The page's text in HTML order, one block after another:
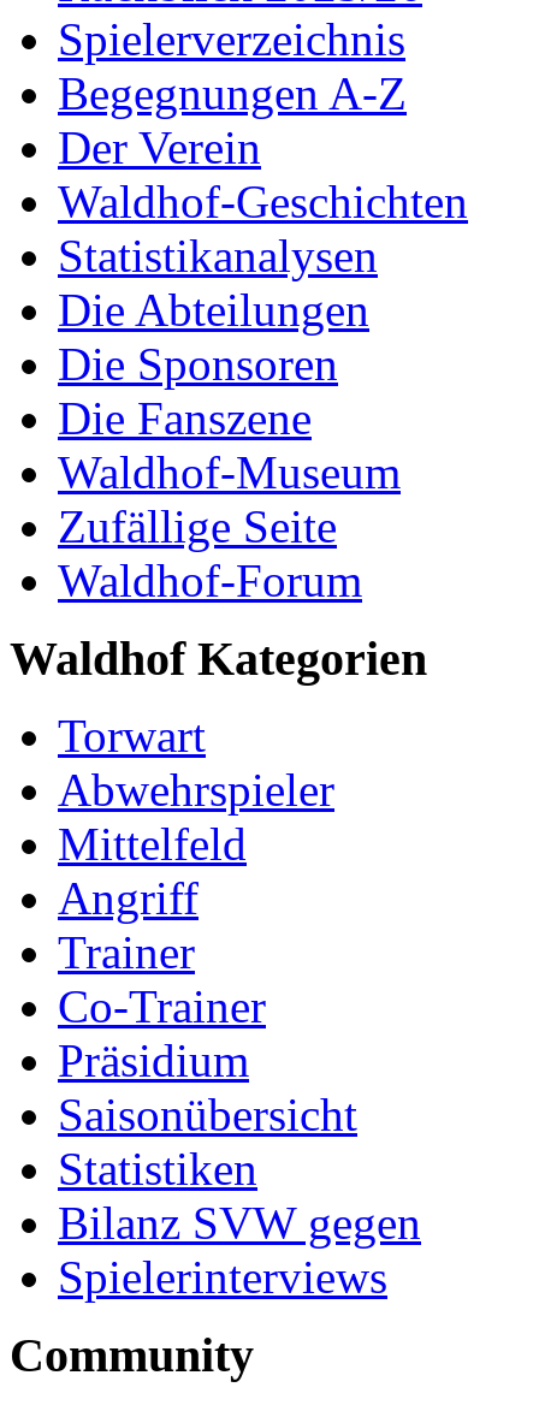
Spielerverzeichnis
Begegnungen A-Z
Der Verein
Waldhof-Geschichten
Statistikanalysen
Die Abteilungen
Die Sponsoren
Die Fanszene
Waldhof-Museum
Zufällige Seite
Waldhof-Forum
Waldhof Kategorien
Torwart
Abwehrspieler
Mittelfeld
Angriff
Trainer
Co-Trainer
Präsidium
Saisonübersicht
Statistiken
Bilanz SVW gegen
Spielerinterviews
Community